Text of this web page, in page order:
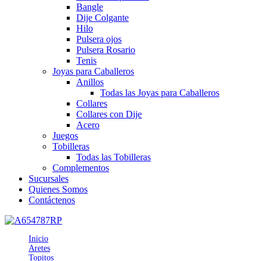
Bangle
Dije Colgante
Hilo
Pulsera ojos
Pulsera Rosario
Tenis
Joyas para Caballeros
Anillos
Todas las Joyas para Caballeros
Collares
Collares con Dije
Acero
Juegos
Tobilleras
Todas las Tobilleras
Complementos
Sucursales
Quienes Somos
Contáctenos
Inicio
Aretes
Topitos